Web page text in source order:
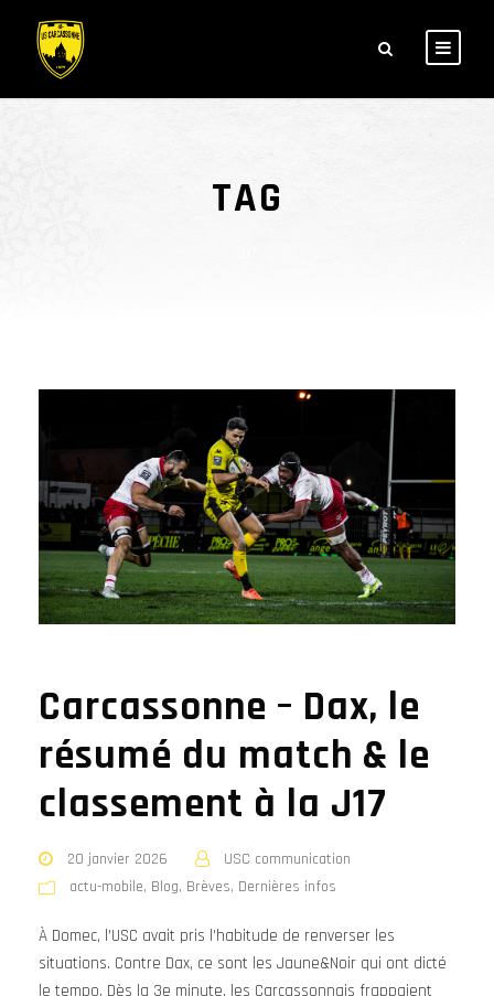
TAG
Carcassonne – Dax, le
résumé du match & le
classement à la J17
20 janvier 2026
USC communication
actu-mobile, Blog, Brèves, Dernières infos
À Domec, l’USC avait pris l’habitude de renverser les
situations. Contre Dax, ce sont les Jaune&Noir qui ont dicté
le tempo. Dès la 3e minute, les Carcassonnais frappaient